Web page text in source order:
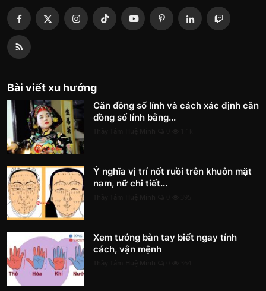
Bài viết xu hướng
Căn đồng số lính và cách xác định căn
đồng số lính bằng...
Ý nghĩa vị trí nốt ruồi trên khuôn mặt
nam, nữ chi tiết...
Xem tướng bàn tay biết ngay tính
cách, vận mệnh